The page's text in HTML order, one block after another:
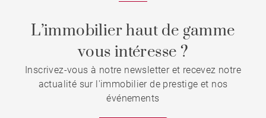
L’immobilier haut de gamme
vous intéresse ?
Inscrivez-vous à notre newsletter et recevez notre
actualité sur l'immobilier de prestige et nos
événements